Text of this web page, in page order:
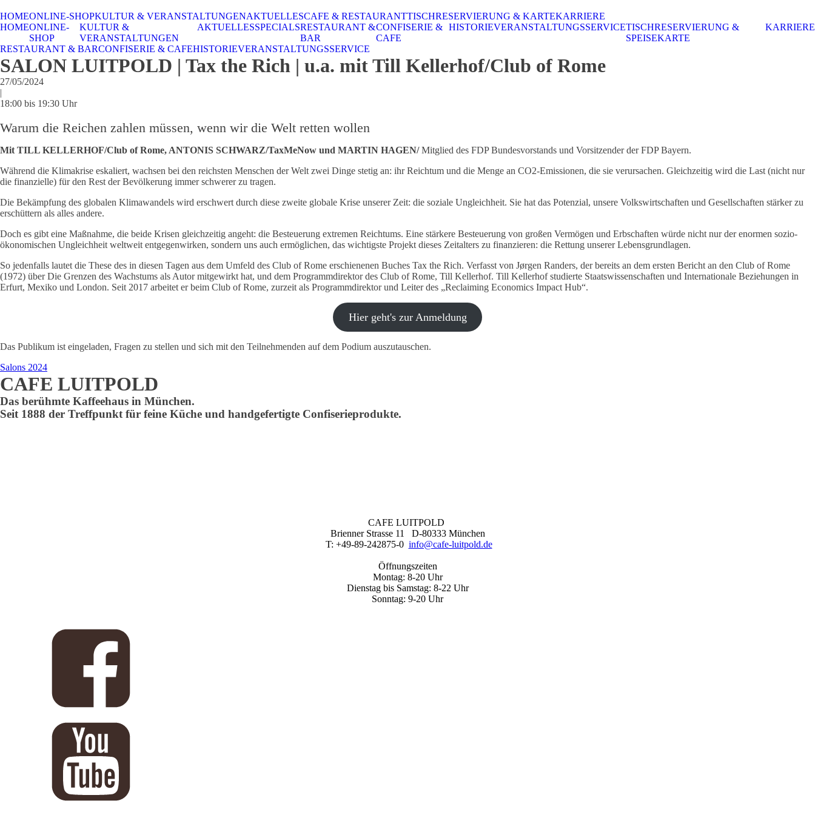
HOMEONLINE-SHOPKULTUR & VERANSTALTUNGENAKTUELLESCAFE & RESTAURANTTISCHRESERVIERUNG & KARTEKARRIERE
HOMEONLINE-
SHOP
KULTUR &
VERANSTALTUNGEN
AKTUELLESSPECIALSRESTAURANT &
BAR
CONFISERIE &
CAFE
HISTORIEVERANSTALTUNGSSERVICETISCHRESERVIERUNG &
SPEISEKARTE
KARRIERE
RESTAURANT & BARCONFISERIE & CAFEHISTORIEVERANSTALTUNGSSERVICE
SALON LUITPOLD | Tax the Rich | u.a. mit Till Kellerhof/Club of Rome
27/05/2024
|
18:00 bis 19:30 Uhr
Warum die Reichen zahlen müssen, wenn wir die Welt retten wollen
Mit TILL KELLERHOF/Club of Rome, ANTONIS SCHWARZ/TaxMeNow und MARTIN HAGEN/Mitglied des FDP Bundesvorstands und Vorsitzender der FDP Bayern.
Während die Klimakrise eskaliert, wachsen bei den reichsten Menschen der Welt zwei Dinge stetig an: ihr Reichtum und die Menge an CO2-Emissionen, die sie verursachen. Gleichzeitig wird die Last (nicht nur
die finanzielle) für den Rest der Bevölkerung immer schwerer zu tragen.
Die Bekämpfung des globalen Klimawandels wird erschwert durch diese zweite globale Krise unserer Zeit: die soziale Ungleichheit. Sie hat das Potenzial, unsere Volkswirtschaften und Gesellschaften stärker zu
erschüttern als alles andere.
Doch es gibt eine Maßnahme, die beide Krisen gleichzeitig angeht: die Besteuerung extremen Reichtums. Eine stärkere Besteuerung von großen Vermögen und Erbschaften würde nicht nur der enormen sozio-
ökonomischen Ungleichheit weltweit entgegenwirken, sondern uns auch ermöglichen, das wichtigste Projekt dieses Zeitalters zu finanzieren: die Rettung unserer Lebensgrundlagen.
So jedenfalls lautet die These des in diesen Tagen aus dem Umfeld des Club of Rome erschienenen Buches Tax the Rich. Verfasst von Jørgen Randers, der bereits an dem ersten Bericht an den Club of Rome
(1972) über Die Grenzen des Wachstums als Autor mitgewirkt hat, und dem Programmdirektor des Club of Rome, Till Kellerhof. Till Kellerhof studierte Staatswissenschaften und Internationale Beziehungen in
Erfurt, Mexiko und London. Seit 2017 arbeitet er beim Club of Rome, zurzeit als Programmdirektor und Leiter des „Reclaiming Economics Impact Hub“.
Hier geht's zur Anmeldung
Das Publikum ist eingeladen, Fragen zu stellen und sich mit den Teilnehmenden auf dem Podium auszutauschen.
Salons 2024
CAFE LUITPOLD
Das berühmte Kaffeehaus in München.
Seit 1888 der Treffpunkt für feine Küche und handgefertigte Confiserieprodukte.
CAFE LUITPOLD
Brienner Strasse 11 D-80333 München
T: +49-89-242875-0 info@cafe-luitpold.de
Öffnungszeiten
Montag: 8-20 Uhr
Dienstag bis Samstag: 8-22 Uhr
Sonntag: 9-20 Uhr